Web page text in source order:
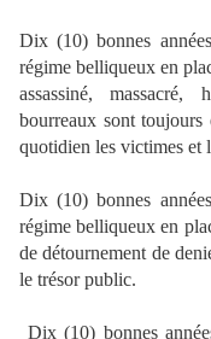
Dix (10) bonnes
régime belliqueux en
assassiné, massacré,
bourreaux sont toujours
quotidien les victimes et
Dix (10) bonnes
régime belliqueux en
de détournement de
le trésor public.
Dix (10) bonnes